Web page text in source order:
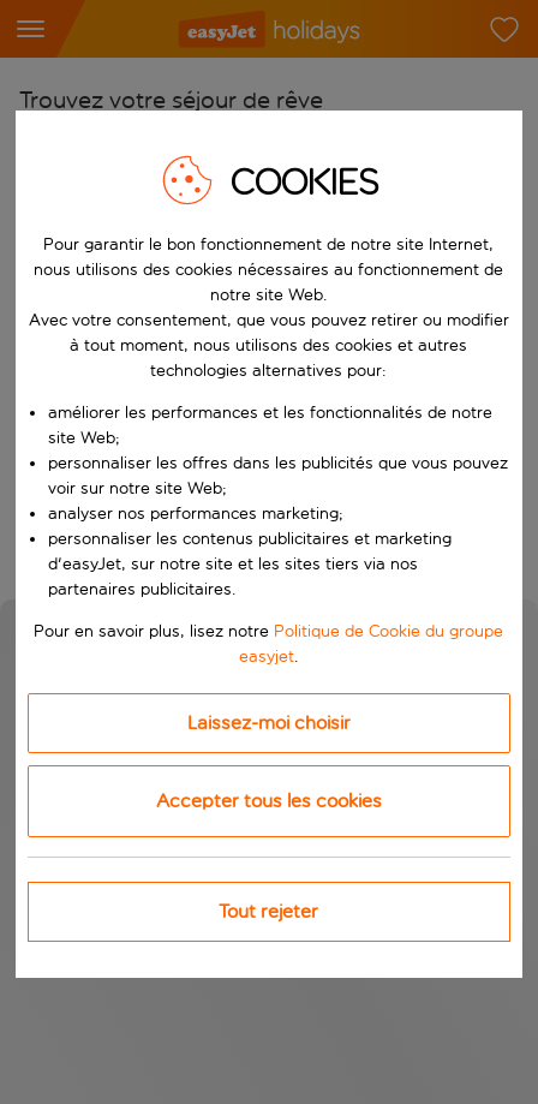
Trouvez votre séjour de rêve
Choisissez votre aéroport
Choisissez votre destination
Vers
Choisissez vos dates
Quand
Rechercher
COOKIES
Pour garantir le bon fonctionnement de notre site Internet,
nous utilisons des cookies nécessaires au fonctionnement de
notre site Web.
Avec votre consentement, que vous pouvez retirer ou modifier
à tout moment, nous utilisons des cookies et autres
technologies alternatives pour:
améliorer les performances et les fonctionnalités de notre
site Web;
personnaliser les offres dans les publicités que vous pouvez
voir sur notre site Web;
analyser nos performances marketing;
personnaliser les contenus publicitaires et marketing
d'easyJet, sur notre site et les sites tiers via nos
partenaires publicitaires.
Pour en savoir plus, lisez notre Politique de Cookie du groupe
easyjet.
Laissez-moi choisir
Accepter tous les cookies
Tout rejeter